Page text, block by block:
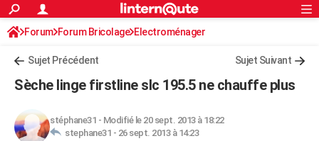
ACTUALITÉS
Politique
Société
Faits Divers
Education
Monde
Villes
+
Retraite
Impôts
Epargne
Immobilier
Risques naturels par ville
Banque
Assurance
Crédit
AUTO
S'inscrire
Connexion
Forum Forum Bricolage Electroménager
Sujet Précédent Sujet Suivant
Sèche linge firstline slc 195.5 ne chauffe plus
stéphane31 - Modifié le 20 sept. 2013 à 18:22
stephane31 - 26 sept. 2013 à 14:23